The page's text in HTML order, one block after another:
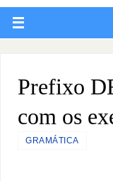
Prefixo
com os
GRAMÁTICA